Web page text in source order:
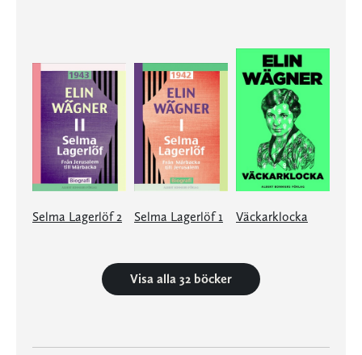
Selma Lagerlöf 2 Selma Lagerlöf 1 Väckarklocka
Visa alla 32 böcker